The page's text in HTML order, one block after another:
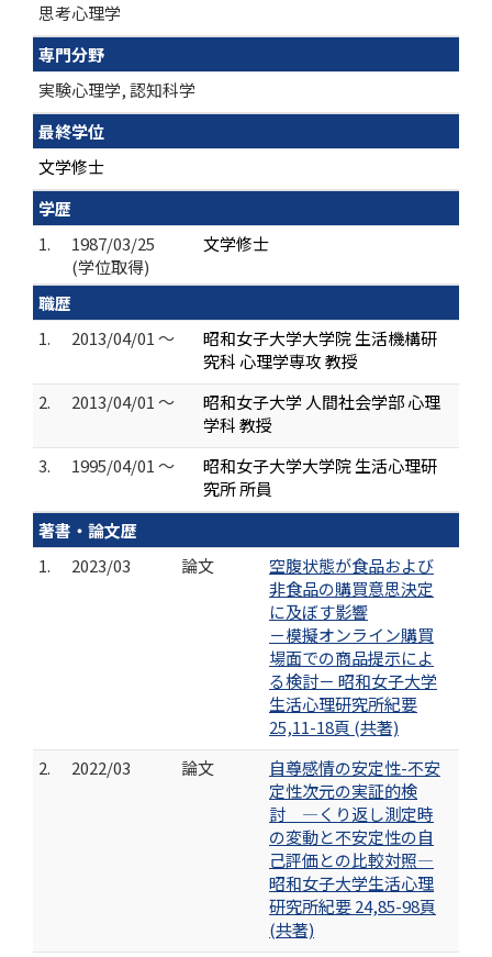
思考心理学
専門分野
実験心理学, 認知科学
最終学位
文学修士
学歴
1.
1987/03/25
(学位取得)
文学修士
職歴
1.
2013/04/01 ～
昭和女子大学大学院 生活機構研
究科 心理学専攻 教授
2.
2013/04/01 ～
昭和女子大学 人間社会学部 心理
学科 教授
3.
1995/04/01 ～
昭和女子大学大学院 生活心理研
究所 所員
著書・論文歴
1.
2023/03 論文
空腹状態が食品および
非食品の購買意思決定
に及ぼす影響
－模擬オンライン購買
場面での商品提示によ
る検討－ 昭和女子大学
生活心理研究所紀要
25,11-18頁 (共著)
2.
2022/03 論文
自尊感情の安定性-不安
定性次元の実証的検
討 ―くり返し測定時
の変動と不安定性の自
己評価との比較対照―
昭和女子大学生活心理
研究所紀要 24,85-98頁
(共著)